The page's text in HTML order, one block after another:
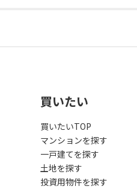
買いたい
買いたいTOP
マンションを探す
一戸建てを探す
土地を探す
投資用物件を探す